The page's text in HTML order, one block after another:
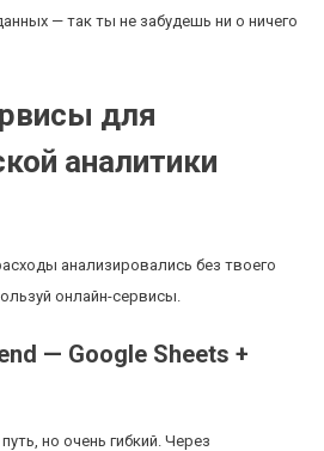
— так ты не забудешь ни о ничего
для
аналитики
анализировались без твоего
онлайн-сервисы.
— Google Sheets +
но очень гибкий. Через